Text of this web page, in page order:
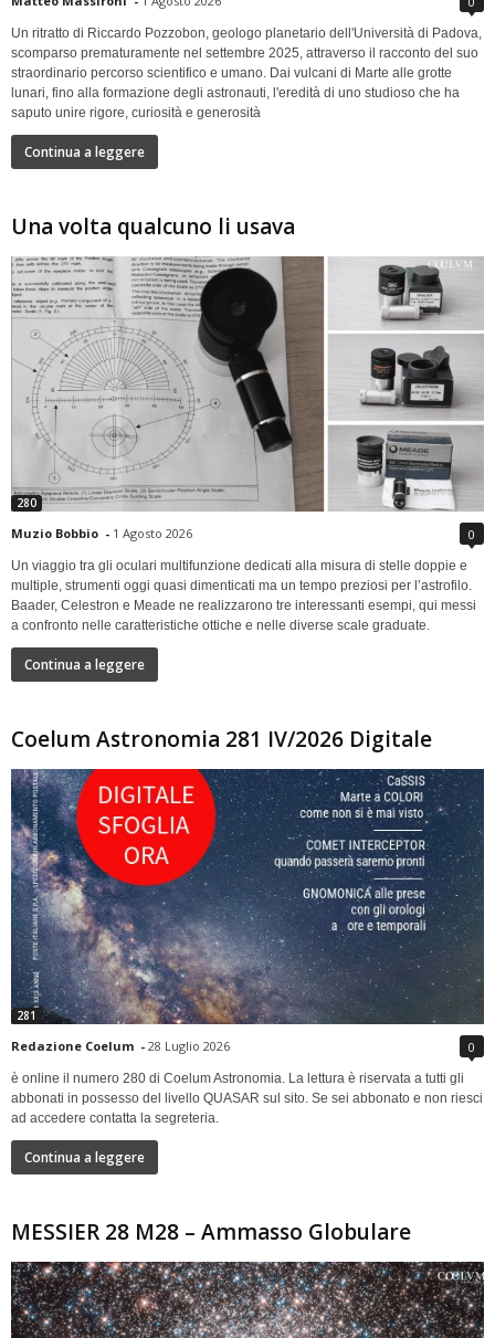
Un ritratto di Riccardo Pozzobon, geologo planetario dell'Università di Padova,
scomparso prematuramente nel settembre 2025, attraverso il racconto del suo
straordinario percorso scientifico e umano. Dai vulcani di Marte alle grotte
lunari, fino alla formazione degli astronauti, l'eredità di uno studioso che ha
saputo unire rigore, curiosità e generosità
Continua a leggere
Una volta qualcuno li usava
280
Muzio Bobbio - 1 Agosto 2026 0
Un viaggio tra gli oculari multifunzione dedicati alla misura di stelle doppie e
multiple, strumenti oggi quasi dimenticati ma un tempo preziosi per l’astrofilo.
Baader, Celestron e Meade ne realizzarono tre interessanti esempi, qui messi
a confronto nelle caratteristiche ottiche e nelle diverse scale graduate.
Continua a leggere
Coelum Astronomia 281 IV/2026 Digitale
281
Redazione Coelum - 28 Luglio 2026 0
è online il numero 280 di Coelum Astronomia. La lettura è riservata a tutti gli
abbonati in possesso del livello QUASAR sul sito. Se sei abbonato e non riesci
ad accedere contatta la segreteria.
Continua a leggere
MESSIER 28 M28 – Ammasso Globulare